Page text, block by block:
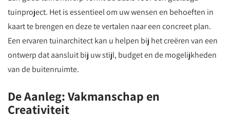
tuinproject. Het is essentieel om uw wensen en behoeften in
kaart te brengen en deze te vertalen naar een concreet plan.
Een ervaren tuinarchitect kan u helpen bij het creëren van een
ontwerp dat aansluit bij uw stijl, budget en de mogelijkheden
van de buitenruimte.
De Aanleg: Vakmanschap en
Creativiteit